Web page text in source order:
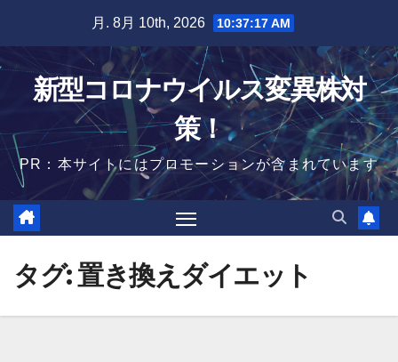
content
月. 8月 10th, 2026 10:37:18 AM
新型コロナウイルス変異株対
策！
PR：本サイトにはプロモーションが含まれています
タグ:置き換えダイエット